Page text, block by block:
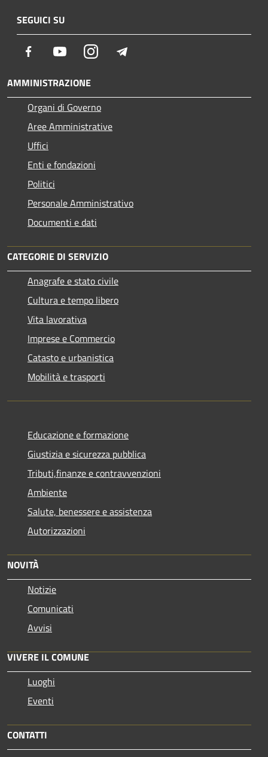
SEGUICI SU
Facebook YoutubeInstagram
AMMINISTRAZIONE
Organi di Governo
Aree Amministrative
Uffici
Enti e fondazioni
Politici
Personale Amministrativo
Documenti e dati
CATEGORIE DI SERVIZIO
Anagrafe e stato civile
Cultura e tempo libero
Vita lavorativa
Imprese e Commercio
Catasto e urbanistica
Mobilità e trasporti
Educazione e formazione
Giustizia e sicurezza pubblica
Tributi,finanze e contravvenzioni
Ambiente
Salute, benessere e assistenza
Autorizzazioni
NOVITÀ
Notizie
Comunicati
Avvisi
VIVERE IL COMUNE
Luoghi
Eventi
CONTATTI